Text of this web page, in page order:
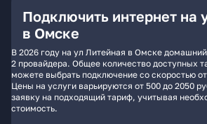
Подключить интернет на
в Омске
В 2026 году на ул Литейная в Омске
2 провайдера. Общее количество доступных
можете выбрать подключение со скоростью
Цены на услуги варьируются от 500 до 2050
заявку на подходящий тариф, учитывая
стоимость.